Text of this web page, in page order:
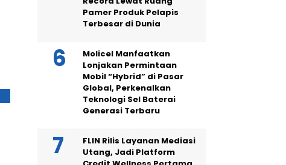
Pamer Produk Pelapis
Terbesar di Dunia
Molicel Manfaatkan
Lonjakan Permintaan
Mobil “Hybrid” di Pasar
Global, Perkenalkan
Teknologi Sel Baterai
Generasi Terbaru
FLIN Rilis Layanan Mediasi
Utang, Jadi Platform